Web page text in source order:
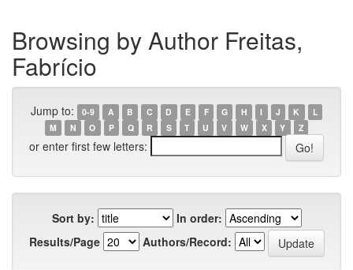
Browsing by Author Freitas,
Fabrício
Jump to: 0-9 A B C D E F G H I J K
L
M
N O P Q R S T U V W X Y Z
or enter first few letters:
Sort by:
In order:
Results/Page
Authors/Record: